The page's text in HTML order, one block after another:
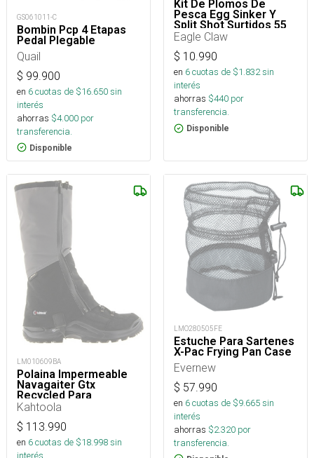
GS061011-C
Bombin Pcp 4 Etapas
Pedal Plegable
Quail
$ 99.900
en 6cuotas de $16.650sin
interés
ahorras $4.000 por
transferencia.
Disponible
Kit De Plomos De
Pesca Egg Sinker Y
Split Shot Surtidos 55
Piezas
Eagle Claw
$ 10.990
en 6cuotas de $1.832sin
interés
ahorras $440 por
transferencia.
Disponible
LM010609BA
Polaina Impermeable
Navagaiter Gtx
Recycled Para
Trekking, Nieve Y
Kahtoola
$ 113.990
en 6cuotas de $18.998sin
interés
LMO280505FE
Estuche Para Sartenes
X-Pac Frying Pan Case
Evernew
$ 57.990
en 6cuotas de $9.665sin
interés
ahorras $2.320 por
transferencia.